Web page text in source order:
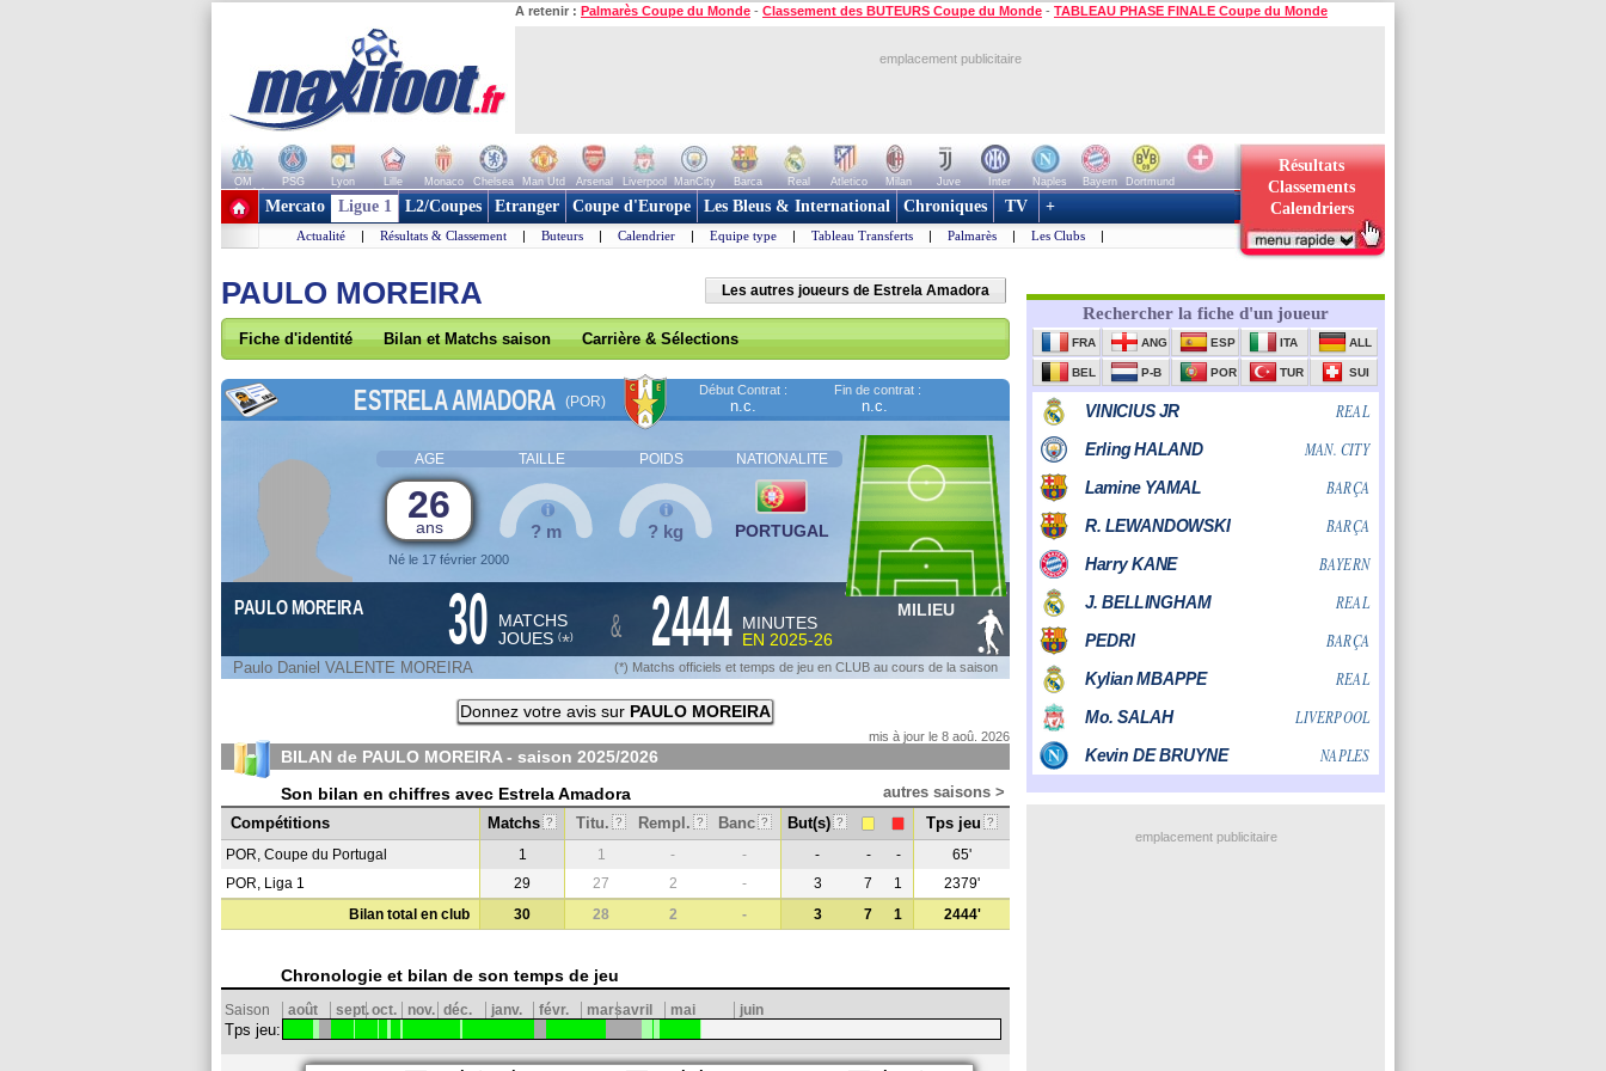
A retenir : Palmarès Coupe du Monde - Classement des BUTEURS Coupe du Monde - TABLEAU PHASE FINALE Coupe du Monde
emplacement publicitaire
OM PSG Lyon Lille Monaco Chelsea Man Utd Arsenal Liverpool ManCity Barca Real Atletico Milan Juve Inter Naples Bayern
Dortmund
+ de clubs
Résultats
Classements
Calendriers
Mercato Ligue 1 L2/Coupes Etranger Coupe d'Europe Les Bleus & International Chroniques TV +
Actualité | Résultats & Classement | Buteurs | Calendrier | Equipe type | Tableau Transferts | Palmarès | Les Clubs |
PAULO MOREIRA Les autres joueurs de Estrela Amadora
Fiche d'identité Bilan et Matchs saison Carrière & Sélections
ESTRELA AMADORA (POR)
Début Contrat :
n.c.
Fin de contrat :
n.c.
AGE TAILLE POIDS NATIONALITE
26
ans
Né le 17 février 2000
? m ? kg PORTUGAL
PAULO MOREIRA 30 MATCHS
JOUES (*) & 2444 MINUTES
EN 2025-26
MILIEU
Paulo Daniel VALENTE MOREIRA (*) Matchs officiels et temps de jeu en CLUB au cours de la saison
Donnez votre avis sur PAULO MOREIRA
mis à jour le 8 aoû. 2026
BILAN de PAULO MOREIRA - saison 2025/2026
Son bilan en chiffres avec Estrela Amadora
autres saisons >
Compétitions
Matchs ? Titu. ? Rempl. ? Banc ? But(s) ? Tps jeu ?
POR, Coupe du Portugal 1 1 - - - - -
65'
POR, Liga 1
29 27 2 - 3 7 1
2379'
Bilan total en club
30 28 2 - 3 7 1 2444'
Chronologie et bilan de son temps de jeu
Saison août sept.oct. nov. déc. janv. févr. marsavril mai juin
Tps jeu:
emplacement publicitaire